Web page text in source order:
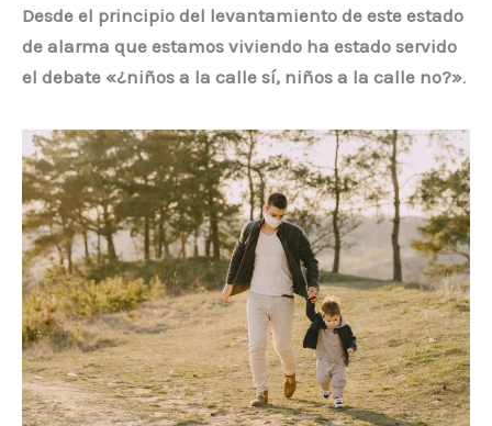
Desde el principio del levantamiento de este estado
de alarma que estamos viviendo ha estado servido
el debate «¿niños a la calle sí, niños a la calle no?».